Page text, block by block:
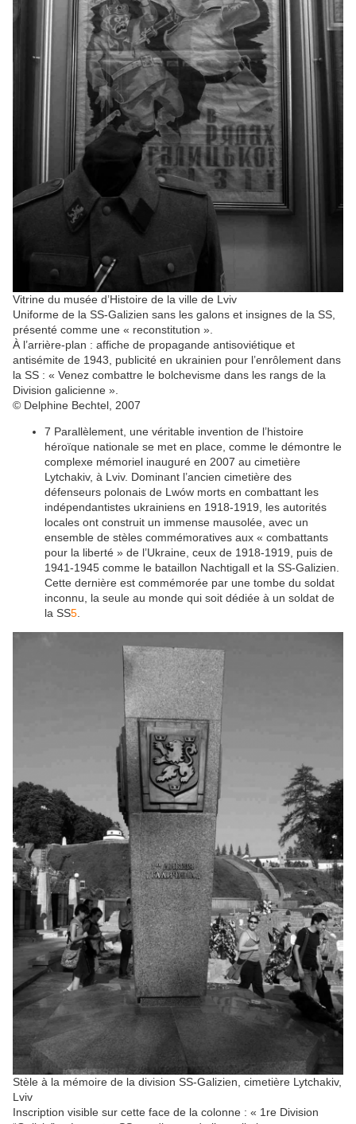
Vitrine du musée d’Histoire de la ville de Lviv
Uniforme de la SS-Galizien sans les galons et insignes de la SS,
présenté comme une « reconstitution ».
À l’arrière-plan : affiche de propagande antisoviétique et
antisémite de 1943, publicité en ukrainien pour l’enrôlement dans
la SS : « Venez combattre le bolchevisme dans les rangs de la
Division galicienne ».
© Delphine Bechtel, 2007
7 Parallèlement, une véritable invention de l’histoire
héroïque nationale se met en place, comme le démontre le
complexe mémoriel inauguré en 2007 au cimetière
Lytchakiv, à Lviv. Dominant l’ancien cimetière des
défenseurs polonais de Lwów morts en combattant les
indépendantistes ukrainiens en 1918-1919, les autorités
locales ont construit un immense mausolée, avec un
ensemble de stèles commémoratives aux « combattants
pour la liberté » de l’Ukraine, ceux de 1918-1919, puis de
1941-1945 comme le bataillon Nachtigall et la SS-Galizien.
Cette dernière est commémorée par une tombe du soldat
inconnu, la seule au monde qui soit dédiée à un soldat de
la SS5
Stèle à la mémoire de la division SS-Galizien, cimetière Lytchakiv,
Lviv
Inscription visible sur cette face de la colonne : « 1re Division